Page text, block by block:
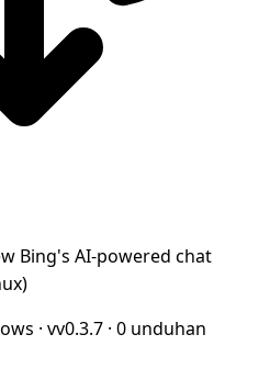
Bing's AI-powered chat
· vv0.3.7 · 0 unduhan